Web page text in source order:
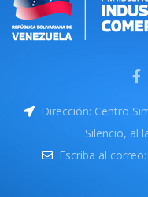
Dirección: Centro
Silencio, al
Escriba al